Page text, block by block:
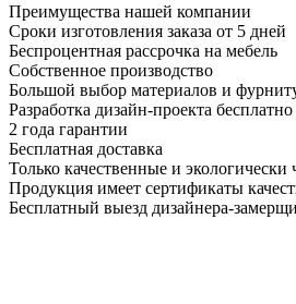
Преимущества нашей компании
Сроки изготовления заказа от 5 дней
Беспроцентная рассрочка на мебель
Собственное производство
Большой выбор материалов и
Разработка дизайн-проекта бесплатно
2 года гарантии
Бесплатная доставка
Только качественные и
Продукция имеет сертификаты
Бесплатный выезд дизайнера-